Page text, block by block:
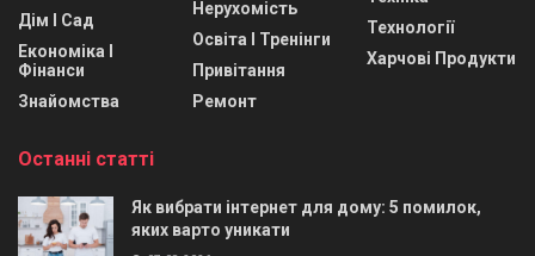
Дім І Сад
Економіка І
Фінанси
Знайомства
Нерухомість
Освіта І Тренінги
Привітання
Ремонт
Технології
Харчові Продукти
Останні статті
Як вибрати інтернет для дому: 5 помилок,
яких варто уникати